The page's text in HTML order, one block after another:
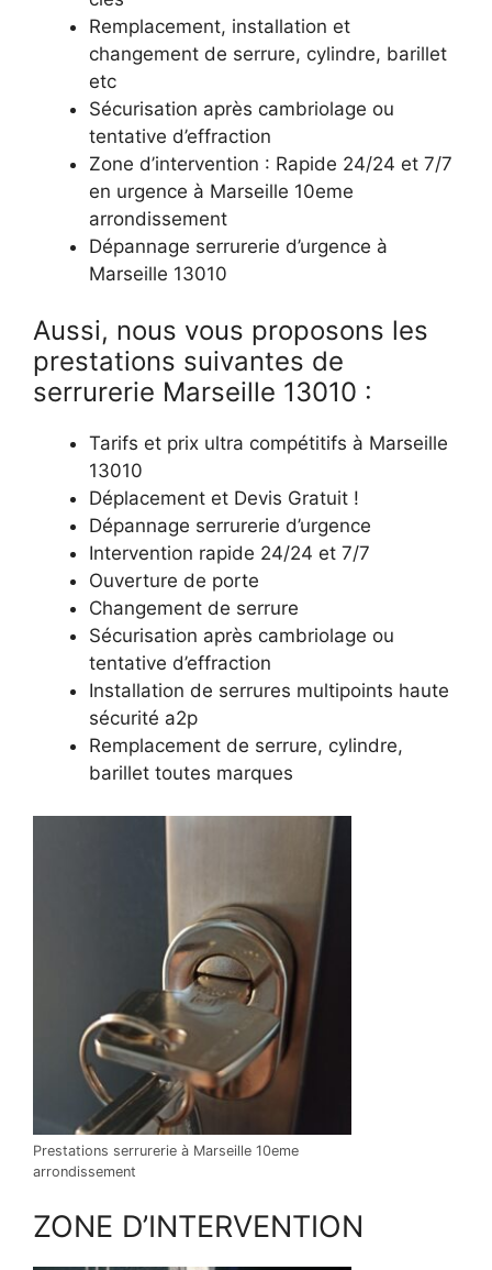
Remplacement, installation et
changement de serrure, cylindre, barillet
etc
Sécurisation après cambriolage ou
tentative d’effraction
Zone d’intervention : Rapide 24/24 et 7/7
en urgence à Marseille 10eme
arrondissement
Dépannage serrurerie d’urgence à
Marseille 13010
Aussi, nous vous proposons les
prestations suivantes de
serrurerie Marseille 13010 :
Tarifs et prix ultra compétitifs à Marseille
13010
Déplacement et Devis Gratuit !
Dépannage serrurerie d’urgence
Intervention rapide 24/24 et 7/7
Ouverture de porte
Changement de serrure
Sécurisation après cambriolage ou
tentative d’effraction
Installation de serrures multipoints haute
sécurité a2p
Remplacement de serrure, cylindre,
barillet toutes marques
Prestations serrurerie à Marseille 10eme
arrondissement
ZONE D’INTERVENTION